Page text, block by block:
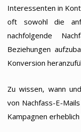
Interessenten in
oft sowohl die
nachfolgende
Beziehungen
Konversion
Zu wissen, wann
von Nachfass-E-
Kampagnen